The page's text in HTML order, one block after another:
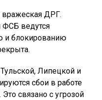
вражеская ДРГ.
ФСБ ведутся
и блокированию
Липецкой и
сбои в работе
связано с угрозой